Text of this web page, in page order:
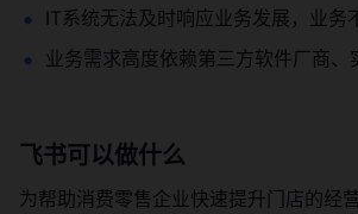
IT系统无法及时响应业务发展，业务
业务需求高度依赖第三方软件厂商、
飞书可以做什么
为帮助消费零售企业快速提升门店的经